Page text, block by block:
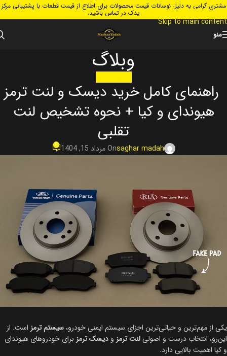
Skip to navigation
Skip to main content
مشتری گرامی به دلیل نوسانات قیمت محصولات برای اطلاع از قیمت قطعات با پشتیبانی مرکز
یدک در تماس باشید.
منو
وبلاگ
راهنمای کامل خرید دیسک و لنت ترمز
هیوندای و کیا + نحوه تشخیص لنت
تقلبی
saghar madahOn مرداد 15, 1404 0
یکی از مهم‌ترین و حیاتی‌ترین اجزای سیستم ایمنی خودرو،سیستم ترمز است. از
این‌رو، انتخاب درست و اصولیلنت ترمز و دیسک ترمز برای خودروهای هیوندای
و کیا اهمیت بالایی دارد.